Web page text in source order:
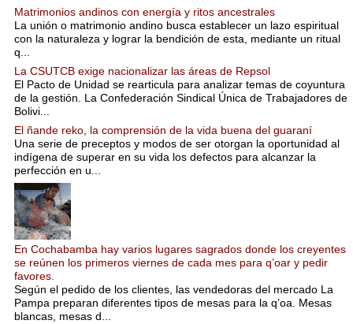
Matrimonios andinos con energía y ritos ancestrales
La unión o matrimonio andino busca establecer un lazo espiritual
con la naturaleza y lograr la bendición de esta, mediante un ritual
q...
La CSUTCB exige nacionalizar las áreas de Repsol
El Pacto de Unidad se rearticula para analizar temas de coyuntura
de la gestión. La Confederación Sindical Única de Trabajadores de
Bolivi...
El ñande reko, la comprensión de la vida buena del guaraní
Una serie de preceptos y modos de ser otorgan la oportunidad al
indígena de superar en su vida los defectos para alcanzar la
perfección en u...
En Cochabamba hay varios lugares sagrados donde los creyentes
se reúnen los primeros viernes de cada mes para q’oar y pedir
favores.
Según el pedido de los clientes, las vendedoras del mercado La
Pampa preparan diferentes tipos de mesas para la q’oa. Mesas
blancas, mesas d...